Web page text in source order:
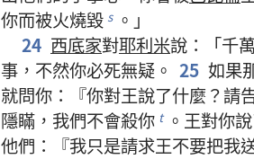
你而被火燒毀 s 。」
24 西底家對耶利米說 ：「千萬
事 ， 不然你必死無疑 。 25 如果
就問你 ：『你對王說了什麼 ？請
隱瞞 ， 我們不會殺你 t 。 王對你說
他們 ：『我只是請求王不要把我